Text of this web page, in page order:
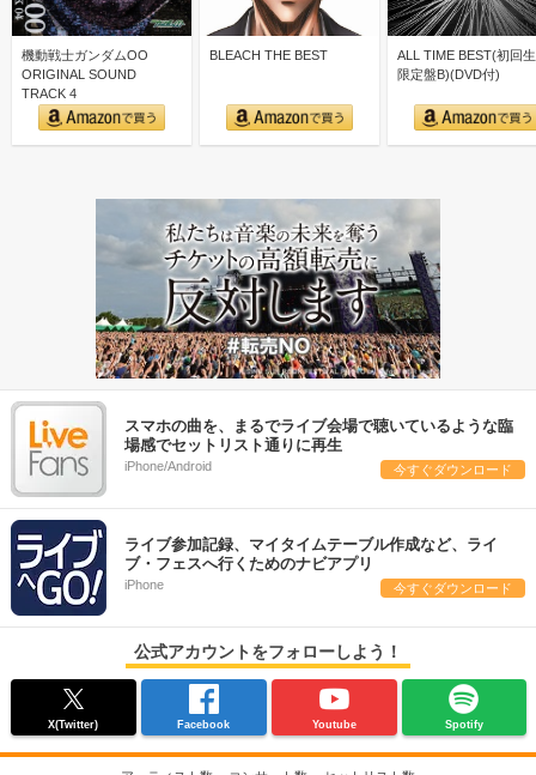
機動戦士ガンダムOO
ORIGINAL SOUND
TRACK 4
BLEACH THE BEST
ALL TIME BEST(初回
限定盤B)(DVD付)
スマホの曲を、まるでライブ会場で聴いているような臨
場感でセットリスト通りに再生
iPhone/Android 今すぐダウンロード
ライブ参加記録、マイタイムテーブル作成など、ライ
ブ・フェスへ行くためのナビアプリ
iPhone 今すぐダウンロード
公式アカウントをフォローしよう！
X(Twitter) Facebook Youtube Spotify